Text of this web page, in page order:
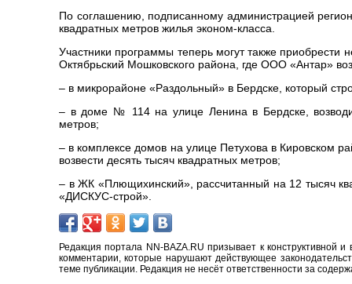
По соглашению, подписанному администрацией
квадратных метров жилья эконом-класса.
Участники программы теперь могут также
Октябрьский Мошковского района, где ООО «Антар»
– в микрорайоне «Раздольный» в Бердске, который
– в доме № 114 на улице Ленина в Бердске,
метров;
– в комплексе домов на улице Петухова в Кировском
возвести десять тысяч квадратных метров;
– в ЖК «Плющихинский», рассчитанный на 12 тысяч
«ДИСКУС-строй».
Редакция портала NN-BAZA.RU призывает к конструктивной
комментарии, которые нарушают действующее
теме публикации. Редакция не несёт ответственности за